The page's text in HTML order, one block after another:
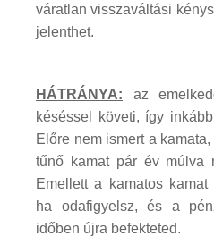
váratlan visszaváltási
jelenthet.
HÁTRÁNYA: az
késéssel követi, így
Előre nem ismert a
tűnő kamat pár év múlva
Emellett a kamatos
ha odafigyelsz, és a
időben újra befekteted.